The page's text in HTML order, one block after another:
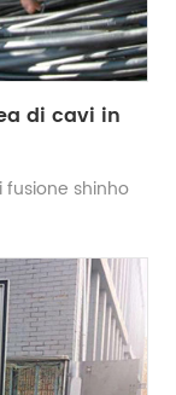
di cavi in
fusione shinho